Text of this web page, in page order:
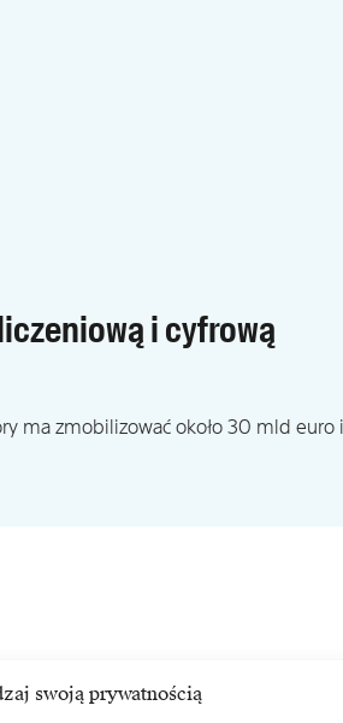
swoją prywatnością
i cyfrową
ma zmobilizować około 30 mld euro i